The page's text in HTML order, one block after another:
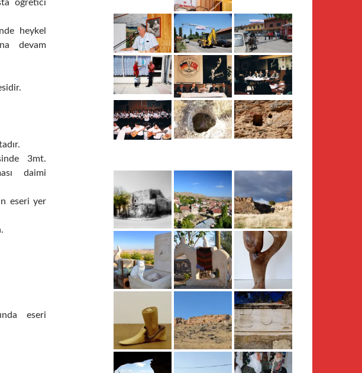
öğretici
heykel
devam
3mt.
daimi
eseri yer
eseri